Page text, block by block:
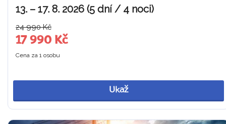
13. – 17. 8. 2026 (5 dní / 4 noci)
24 990 Kč
17 990 Kč
Cena za 1 osobu
Ukaž